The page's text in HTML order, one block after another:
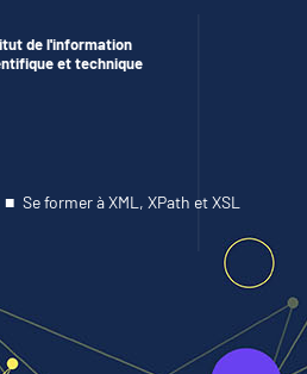
de l'information
et technique
Se former à XML, XPath et XSL